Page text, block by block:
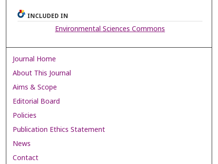
INCLUDED IN
Environmental Sciences Commons
Journal Home
About This Journal
Aims & Scope
Editorial Board
Policies
Publication Ethics Statement
News
Contact